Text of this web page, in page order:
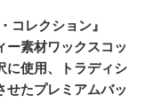
コレクション』
ー素材ワックスコッ
に使用、トラディシ
せたプレミアムバッ